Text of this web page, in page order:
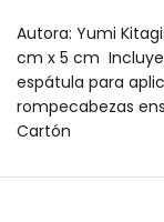
Autora: Yumi
cm x 5 cm
espátula para
rompecabezas
Cartón
Puzle Artísticos -
Puzle Artísticos -